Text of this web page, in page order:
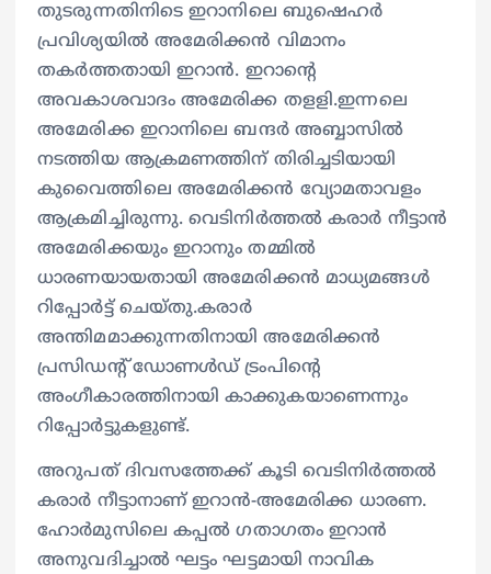
തുടരുന്നതിനിടെ ഇറാനിലെ ബുഷെഹർ
പ്രവിശ്യയിൽ അമേരിക്കൻ വിമാനം
തകർത്തതായി ഇറാൻ. ഇറാന്റെ
അവകാശവാദം അമേരിക്ക തളളി.ഇന്നലെ
അമേരിക്ക ഇറാനിലെ ബന്ദർ അബ്ബാസിൽ
നടത്തിയ ആക്രമണത്തിന് തിരിച്ചടിയായി
കുവൈത്തിലെ അമേരിക്കൻ വ്യോമതാവളം
ആക്രമിച്ചിരുന്നു. വെടിനിർത്തൽ കരാർ നീട്ടാൻ
അമേരിക്കയും ഇറാനും തമ്മിൽ
ധാരണയായതായി അമേരിക്കൻ മാധ്യമങ്ങൾ
റിപ്പോർട്ട് ചെയ്തു.കരാർ
അന്തിമമാക്കുന്നതിനായി അമേരിക്കൻ
പ്രസിഡന്റ് ഡോണൾഡ് ട്രംപിന്റെ
അംഗീകാരത്തിനായി കാക്കുകയാണെന്നും
റിപ്പോർട്ടുകളുണ്ട്.
അറുപത് ദിവസത്തേക്ക് കൂടി വെടിനിർത്തൽ
കരാർ നീട്ടാനാണ് ഇറാൻ-അമേരിക്ക ധാരണ.
ഹോർമുസിലെ കപ്പൽ ഗതാഗതം ഇറാൻ
അനുവദിച്ചാൽ ഘട്ടം ഘട്ടമായി നാവിക